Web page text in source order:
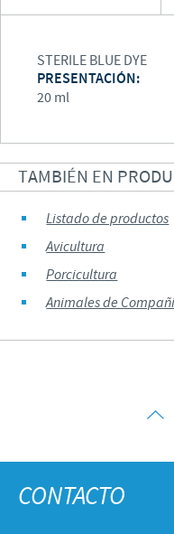
STERILE BLUE DYE
PRESENTACIÓN:
20 ml
TAMBIÉN EN
Listado de productos
Avicultura
Porcicultura
Animales de
CONTACTO